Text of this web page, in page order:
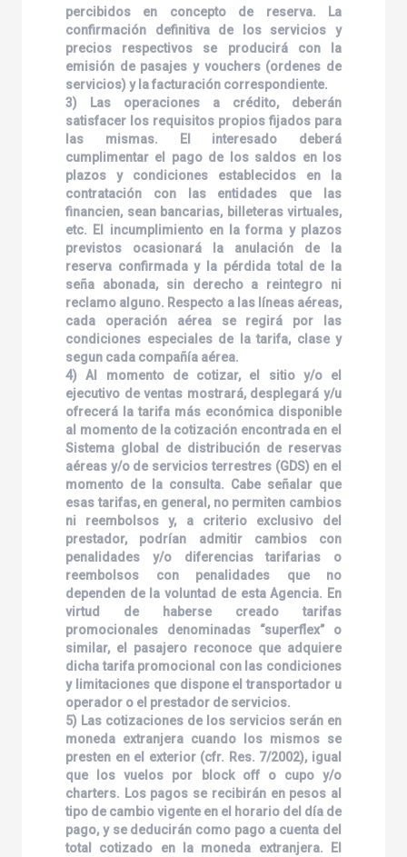
percibidos en concepto de reserva. La
confirmación definitiva de los servicios y
precios respectivos se producirá con la
emisión de pasajes y vouchers (ordenes de
servicios) y la facturación correspondiente.
3) Las operaciones a crédito, deberán
satisfacer los requisitos propios fijados para
las mismas. El interesado deberá
cumplimentar el pago de los saldos en los
plazos y condiciones establecidos en la
contratación con las entidades que las
financien, sean bancarias, billeteras virtuales,
etc. El incumplimiento en la forma y plazos
previstos ocasionará la anulación de la
reserva confirmada y la pérdida total de la
seña abonada, sin derecho a reintegro ni
reclamo alguno. Respecto a las líneas aéreas,
cada operación aérea se regirá por las
condiciones especiales de la tarifa, clase y
segun cada compañía aérea.
4) Al momento de cotizar, el sitio y/o el
ejecutivo de ventas mostrará, desplegará y/u
ofrecerá la tarifa más económica disponible
al momento de la cotización encontrada en el
Sistema global de distribución de reservas
aéreas y/o de servicios terrestres (GDS) en el
momento de la consulta. Cabe señalar que
esas tarifas, en general, no permiten cambios
ni reembolsos y, a criterio exclusivo del
prestador, podrían admitir cambios con
penalidades y/o diferencias tarifarias o
reembolsos con penalidades que no
dependen de la voluntad de esta Agencia. En
virtud de haberse creado tarifas
promocionales denominadas “superflex” o
similar, el pasajero reconoce que adquiere
dicha tarifa promocional con las condiciones
y limitaciones que dispone el transportador u
operador o el prestador de servicios.
5) Las cotizaciones de los servicios serán en
moneda extranjera cuando los mismos se
presten en el exterior (cfr. Res. 7/2002), igual
que los vuelos por block off o cupo y/o
charters. Los pagos se recibirán en pesos al
tipo de cambio vigente en el horario del día de
pago, y se deducirán como pago a cuenta del
total cotizado en la moneda extranjera. El